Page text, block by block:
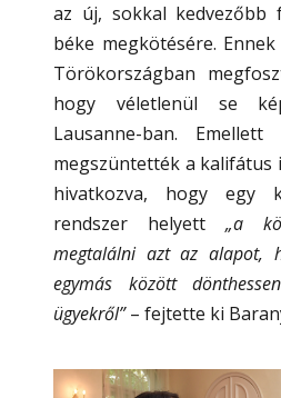
az új, sokkal kedvezőbb
béke megkötésére.
Törökországban
hogy véletlenül se
Lausanne-ban.
megszüntették a kalifátus
hivatkozva, hogy egy
rendszer helyett „a
megtalálni azt az alapot,
egymás között
ügyekről”– fejtette ki